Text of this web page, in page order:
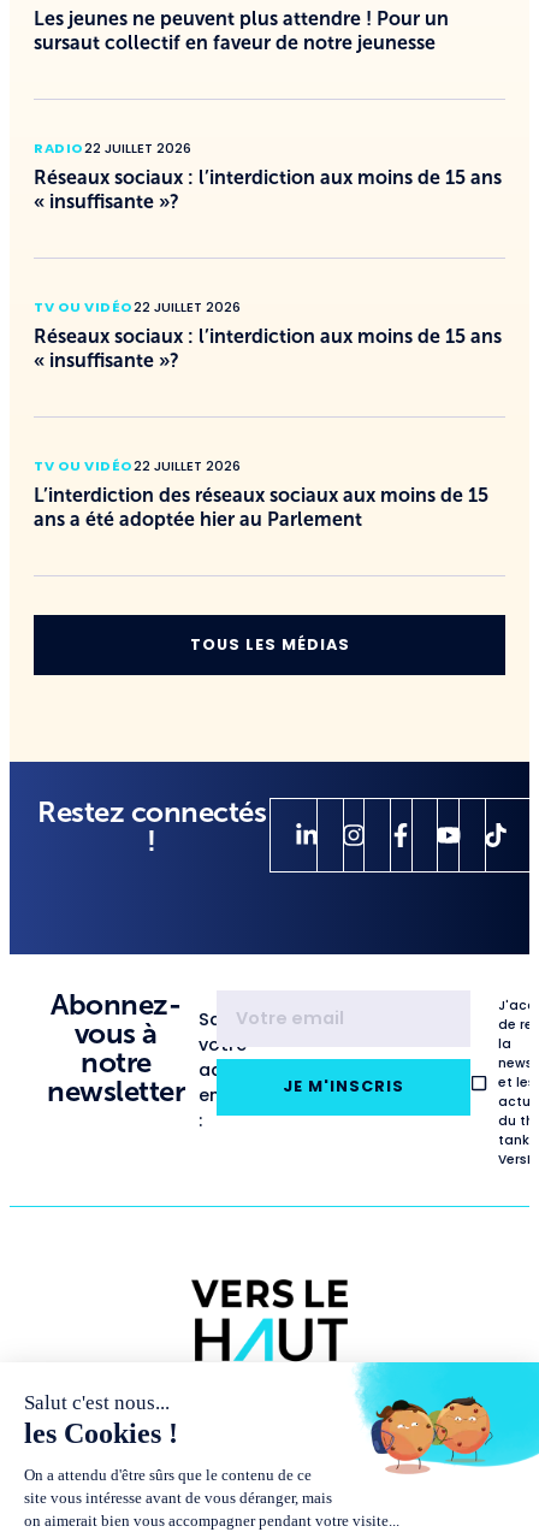
Les jeunes ne peuvent plus attendre ! Pour un
sursaut collectif en faveur de notre jeunesse
RADIO22 JUILLET 2026
Réseaux sociaux : l’interdiction aux moins de 15 ans
« insuffisante »?
TV OU VIDÉO22 JUILLET 2026
Réseaux sociaux : l’interdiction aux moins de 15 ans
« insuffisante »?
TV OU VIDÉO22 JUILLET 2026
L’interdiction des réseaux sociaux aux moins de 15
ans a été adoptée hier au Parlement
TOUS LES MÉDIAS
Restez connectés
!
Abonnez-
vous à
notre
newsletter
Saisissez
votre
adresse
email
:
JE M'INSCRIS
de
la
et les
du
tank
NOUS
CONNAÎTRE
Présentation
et
PUBLICATIONS
Études
Baromètres
RENCONTRES
MÉDIAS
Podcasts